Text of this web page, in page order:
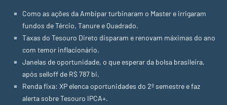
Como as ações da Ambipar turbinaram o Master e irrigaram
fundos de Tércio, Tanure e Quadrado.
Taxas do Tesouro Direto disparam e renovam máximas do ano
com temor inflacionário.
Janelas de oportunidade, o que esperar da bolsa brasileira,
após selloff de R$ 787 bi.
Renda fixa: XP elenca oportunidades do 2º semestre e faz
alerta sobre Tesouro IPCA+.